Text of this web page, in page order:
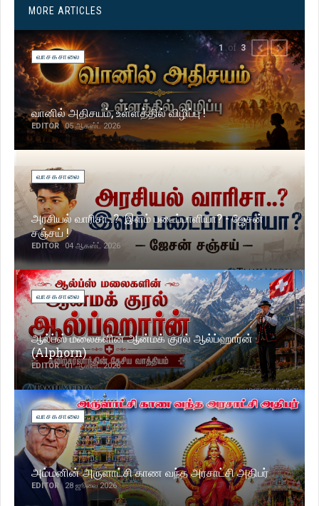
MORE ARTICLES
வாசகசாலை
வானில் அதிசயம், உள்ளத்தில் விழிப்பு !
EDITOR 05 ஆகஸ்ட் 2026
வாசகசாலை
அரசியல் வாரிசா..? இளம் படைப்பாளியா? - ஜேசன்
சஞ்சய் !
EDITOR 04 ஆகஸ்ட் 2026
வாசகசாலை
ஆல்ப்ஸ் மலைகளின் ஆன்மக் குரல் ஆல்ப்ஹார்ன்
(Alphorn)
EDITOR 01 ஆகஸ்ட் 2026
வாசகசாலை
அம்மனின் அருளாட்சி காண வந்த அரசாட்சி அதிபர்
EDITOR 28 ஜூலை 2026
1 of3 PREVIOUS
NEXT